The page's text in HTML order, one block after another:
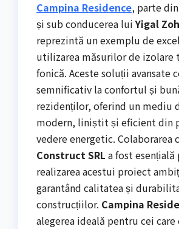
Campina Residence, parte
și sub conducerea luiYigal
reprezintă un exemplu de
utilizarea măsurilor de izolare
fonică. Aceste soluții avansate
semnificativ la confortul și
rezidenților, oferind un mediu
modern, liniștit și eficient din
vedere energetic. Colaborarea
Construct SRL a fost
realizarea acestui proiect
garantând calitatea și
construcțiilor. Campina
alegerea ideală pentru cei